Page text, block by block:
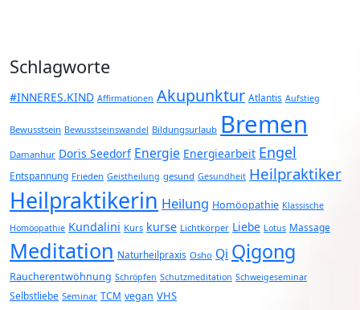
Schlagworte
#INNERES.KIND Affirmationen Akupunktur Atlantis Aufstieg
Bewusstsein Bewusstseinswandel Bildungsurlaub Bremen
Damanhur Doris Seedorf Energie Energiearbeit Engel
Entspannung Frieden Geistheilung gesund Gesundheit Heilpraktiker
Heilpraktikerin Heilung Homöopathie Klassische
Homöopathie Kundalini Kurs kurse Lichtkörper Liebe Lotus Massage
Meditation Naturheilpraxis Osho Qi Qigong
Raucherentwöhnung Schröpfen Schutzmeditation Schweigeseminar
Selbstliebe Seminar TCM vegan VHS